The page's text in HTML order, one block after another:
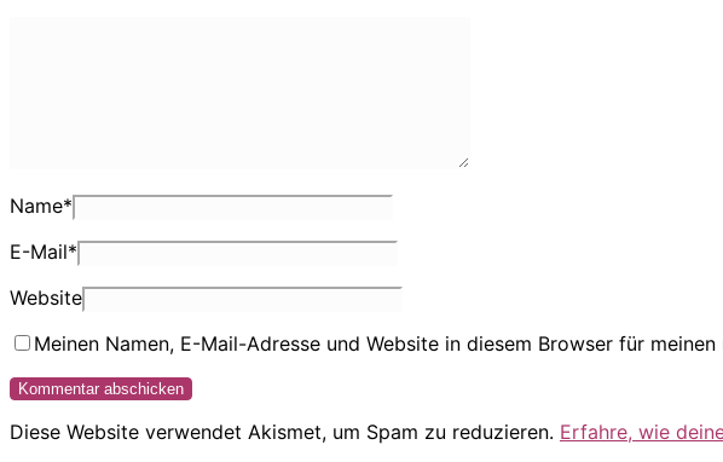
Name*
E-Mail*
Website
Meinen Namen, E-Mail-Adresse und Website in diesem Browser für
Diese Website verwendet Akismet, um Spam zu reduzieren. Erfahre, wie